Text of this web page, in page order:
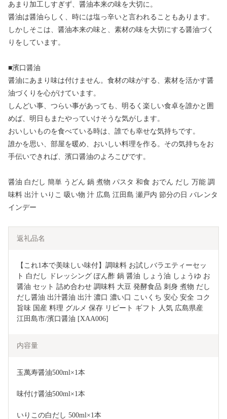
あまり加工しすぎず、醤油本来の味を大切に。
醤油は醤油らしく、時には塩っ辛いと言われることもあります。
しかしそこは、醤油本来の味と、素材の味を大切にする醤油づく
りをしています。
■濱口醤油
醤油にあまり味は付けません。食材の味がする、素材を活かす醤
油づくりを心がけています。
しんどい事、つらい事があっても、明るく楽しい食卓を誰かと囲
めば、明日もまたやっていけそうな気がします。
おいしいものを食べている時は、誰でも幸せな気持ちです。
誰かを思い、部屋を暖め、おいしい料理を作る。その気持ちをお
手伝いできれば、濱口醤油のよろこびです。
醤油 白だし 簡単 うどん 鍋 煮物 パスタ 和食 おでん だし 万能 調
味料 出汁 いりこ 吸い物 汁 広島 江田島 瀬戸内 節分の日 バレンタ
インデー
返礼品名
【これ1本で美味しい味付】調味料 お試しバラエティーセッ
ト 白だし ドレッシング ぽん酢 鍋 醤油 しょう油 しょうゆ お
醤油 セット 詰め合わせ 調味料 大豆 発酵食品 刺身 煮物 だし
だし醤油 出汁醤油 出汁 濃口 濃い口 こいくち 安心 安全 コク
旨味 国産 料理 グルメ 保存 リピート ギフト 人気 広島県産
江田島市/濱口醤油 [XAA006]
内容量
玉萬寿醤油500ml×1本
味付け醤油500ml×1本
いりこの白だし 500ml×1本